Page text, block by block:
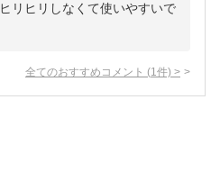
リヒリしなくて使いやすいで
全てのおすすめコメント (1 件) >